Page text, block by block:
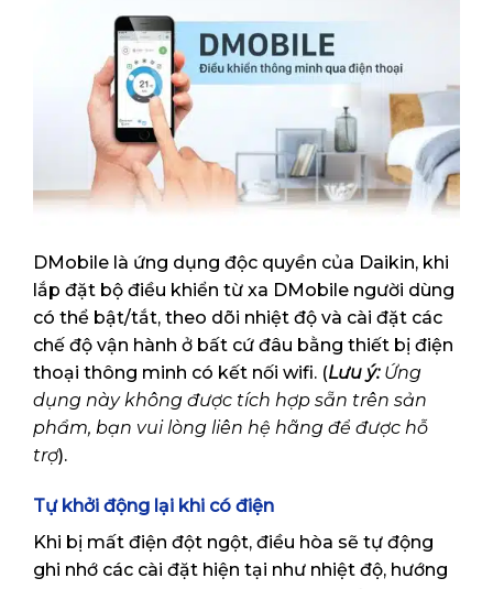
DMobile là ứng dụng độc quyền của Daikin, khi
lắp đặt bộ điều khiển từ xa DMobile người dùng
có thể bật/tắt, theo dõi nhiệt độ và cài đặt các
chế độ vận hành ở bất cứ đâu bằng thiết bị điện
thoại thông minh có kết nối wifi. (Lưu ý: Ứng
dụng này không được tích hợp sẵn trên sản
phẩm, bạn vui lòng liên hệ hãng để được hỗ
trợ).
Tự khởi động lại khi có điện
Khi bị mất điện đột ngột, điều hòa sẽ tự động
ghi nhớ các cài đặt hiện tại như nhiệt độ, hướng